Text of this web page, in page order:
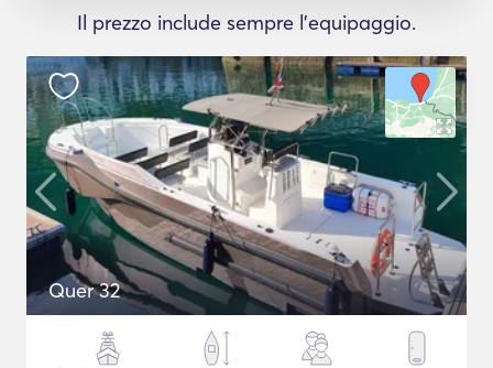
Il prezzo include sempre l'equipaggio.
Quer 32